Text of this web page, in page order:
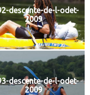
descente-de-l-odet-
2009
descente-de-l-odet-
2009